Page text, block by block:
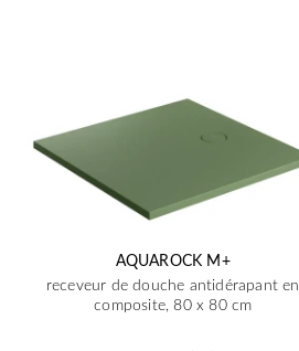
AQUAROCK M+
receveur de douche antidérapant en
composite, 80 x 80 cm